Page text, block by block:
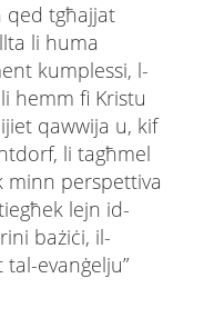
qed tgħajjat
li huma
kumplessi, l-
hemm fi Kristu
qawwija u, kif
li tagħmel
minn perspettiva
lejn id-
bażiċi, il-
evanġelju”